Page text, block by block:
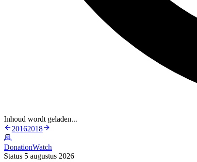
Inhoud wordt geladen...
20162018
DonationWatch
Status 5 augustus 2026